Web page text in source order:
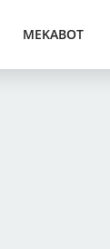
MEKABOT